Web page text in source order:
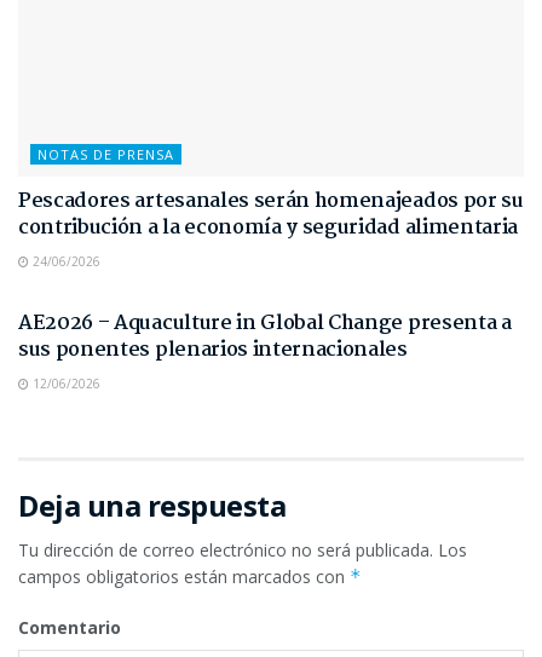
NOTAS DE PRENSA
Pescadores artesanales serán homenajeados por su
contribución a la economía y seguridad alimentaria
24/06/2026
AE2026 – Aquaculture in Global Change presenta a
sus ponentes plenarios internacionales
12/06/2026
Deja una respuesta
Tu dirección de correo electrónico no será publicada. Los
campos obligatorios están marcados con *
Comentario